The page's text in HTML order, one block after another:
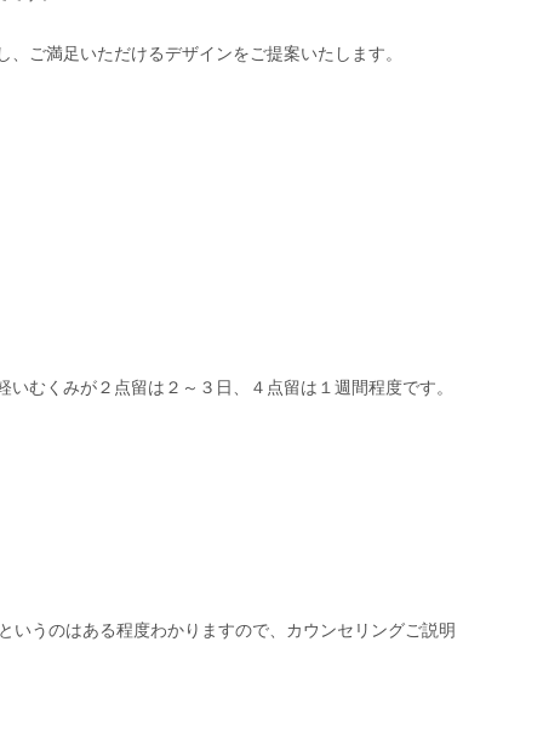
ご満足いただけるデザインをご提案いたします。
むくみが２点留は２～３日、４点留は１週間程度です。
うのはある程度わかりますので、カウンセリングご説明